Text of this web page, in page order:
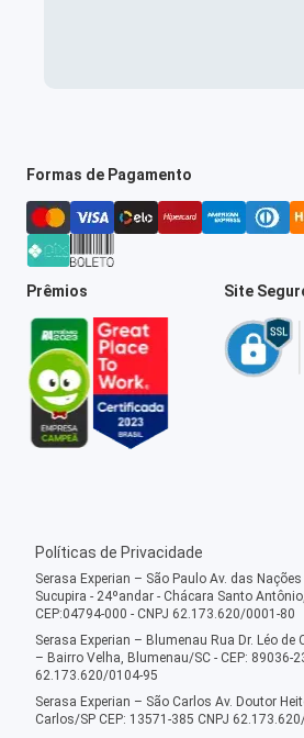
Formas de Pagamento
Prêmios Site
Políticas de Privacidade
Serasa Experian – São Paulo Av. das
Sucupira - 24ºandar - Chácara Santo
CEP:04794-000 - CNPJ 62.173.620/0001-80
Serasa Experian – Blumenau Rua Dr. Léo de
– Bairro Velha, Blumenau/SC - CEP: 89036-
62.173.620/0104-95
Serasa Experian – São Carlos Av. Doutor
Carlos/SP CEP: 13571-385 CNPJ